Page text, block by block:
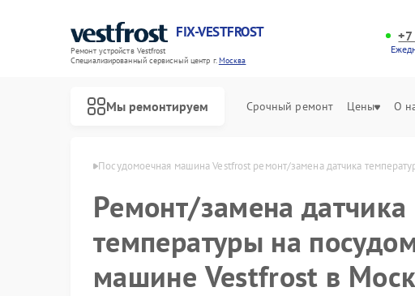
FIX-VESTFROST
Ремонт устройств Vestfrost
Специализированный cервисный центр г.Москва
Мы ремонтируем Срочный ремонт Цены О
Vestfrost в Москве Посудомоечная машина Vestfrost ремонт/замена датчика
Ремонт/замена датчика
температуры на
машине Vestfrost в